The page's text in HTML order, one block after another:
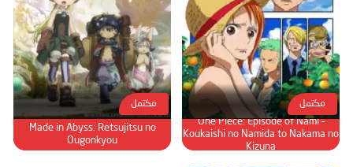
مكتمل
One Piece: Episode of Nami –
Koukaishi no Namida to Nakama no
Kizuna
مكتمل
Made in Abyss: Retsujitsu no
Ougonkyou